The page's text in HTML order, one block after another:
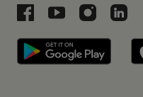
Libri a Facebookon
Libri aLibri az
Libri